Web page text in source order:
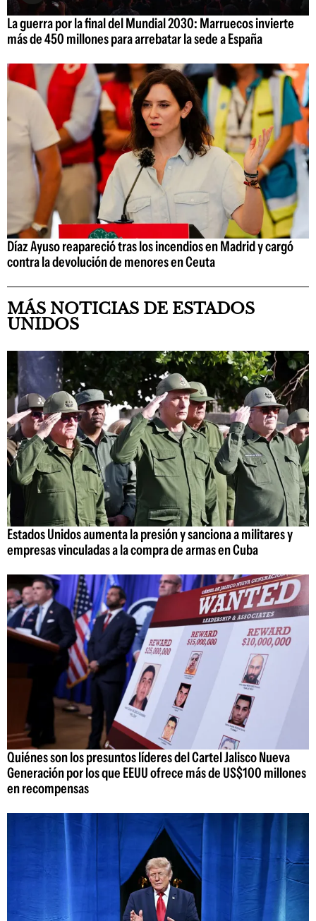
La guerra por la final del Mundial 2030: Marruecos invierte
más de 450 millones para arrebatar la sede a España
Díaz Ayuso reapareció tras los incendios en Madrid y cargó
contra la devolución de menores en Ceuta
MÁS NOTICIAS DE ESTADOS
UNIDOS
Estados Unidos aumenta la presión y sanciona a militares y
empresas vinculadas a la compra de armas en Cuba
Quiénes son los presuntos líderes del Cartel Jalisco Nueva
Generación por los que EEUU ofrece más de US$100 millones
en recompensas